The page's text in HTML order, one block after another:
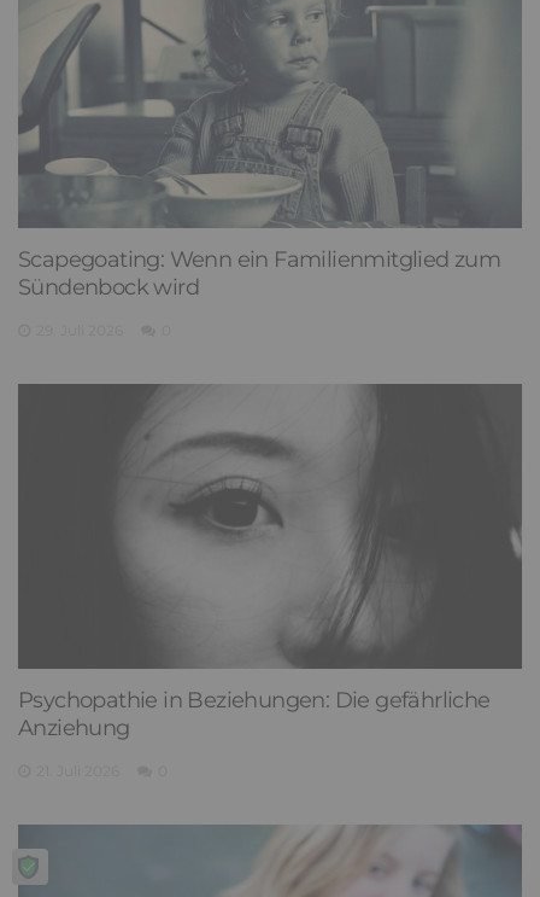
Scapegoating: Wenn ein Familienmitglied zum
Sündenbock wird
Psychopathie in Beziehungen: Die gefährliche
Anziehung